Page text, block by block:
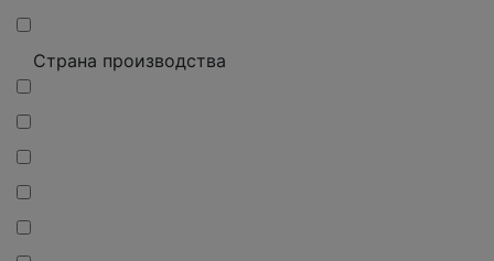
Страна производства